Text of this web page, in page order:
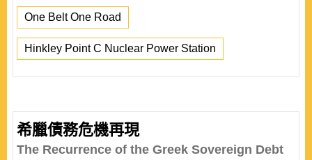
One Belt One Road
Hinkley Point C Nuclear Power Station
希臘債務危機再現
The Recurrence of the Greek Sovereign Debt